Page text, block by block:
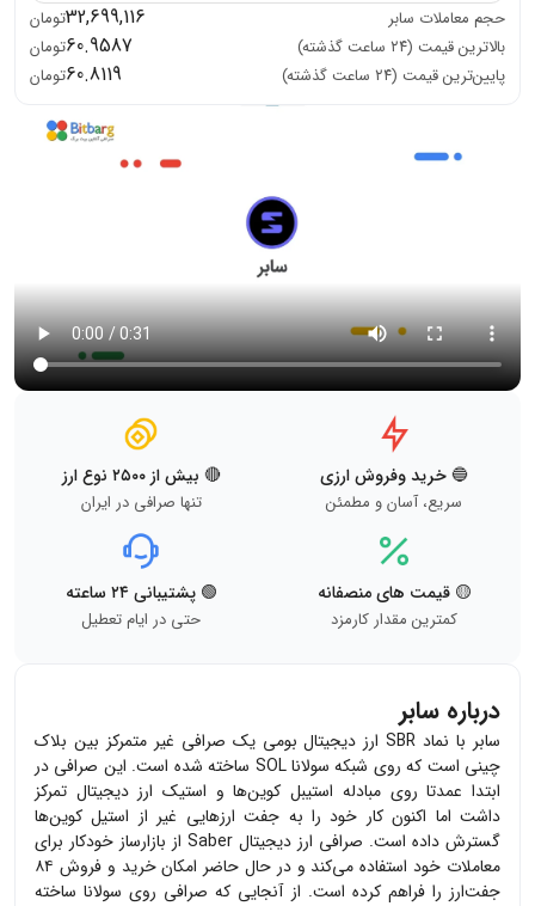
حجم معاملات سابر 32,699,116تومان
بالاترین قیمت (۲۴ ساعت گذشته)
60.9587تومان
پایین‌ترین قیمت (۲۴ ساعت گذشته)
60.8119تومان
🔵 خرید وفروش ارزی
سریع، آسان و مطمئن
🔴 بیش از ۲۵۰۰ نوع ارز
تنها صرافی در ایران
🟡 قیمت های منصفانه
کمترین مقدار کارمزد
🟢 پشتیبانی ۲۴ ساعته
حتی در ایام تعطیل
درباره سابر
سابر با نماد SBR ارز دیجیتال بومی یک صرافی غیر متمرکز بین بلاک
چینی است که روی شبکه سولانا SOL ساخته شده است. این صرافی در
ابتدا عمدتا روی مبادله استیبل کوین‌ها و استیک ارز دیجیتال تمرکز
داشت اما اکنون کار خود را به جفت ارزهایی غیر از استیل کوین‌ها
گسترش داده است. صرافی ارز دیجیتال Saber از بازارساز خودکار برای
معاملات خود استفاده می‌کند و در حال حاضر امکان خرید و فروش ۸۴
جفت‌ارز را فراهم کرده است. از آنجایی که صرافی روی سولانا ساخته